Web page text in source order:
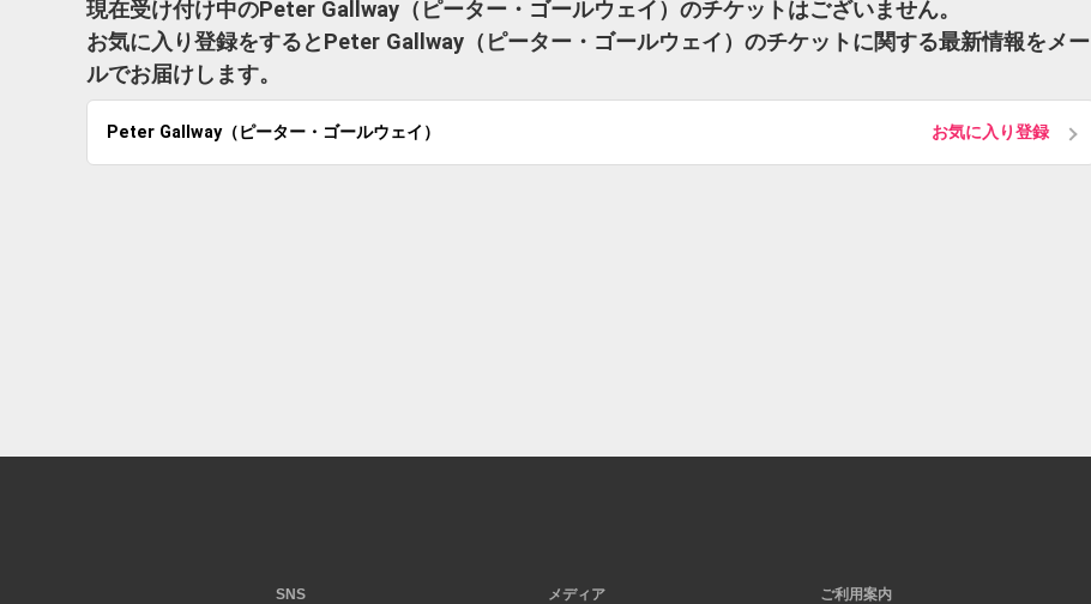
現在受け付け中のPeter Gallway（ピーター・ゴールウェイ）のチケットはございません。
お気に入り登録をするとPeter Gallway（ピーター・ゴールウェイ）のチケットに関する最新情報をメー
ルでお届けします。
Peter Gallway（ピーター・ゴールウェイ） お気に入り登録
SNS メディア ご利用案内